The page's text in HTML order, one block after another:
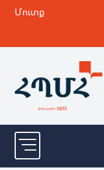
Մուտք